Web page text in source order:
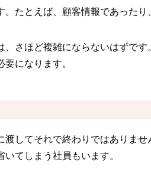
たとえば、顧客情報であった
さほど複雑にならないはずで
になります。
してそれで終わりではありま
てしまう社員もいます。